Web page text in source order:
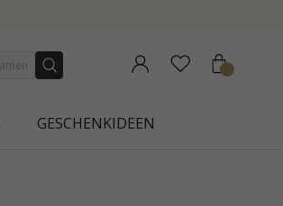
GESCHENKIDEEN